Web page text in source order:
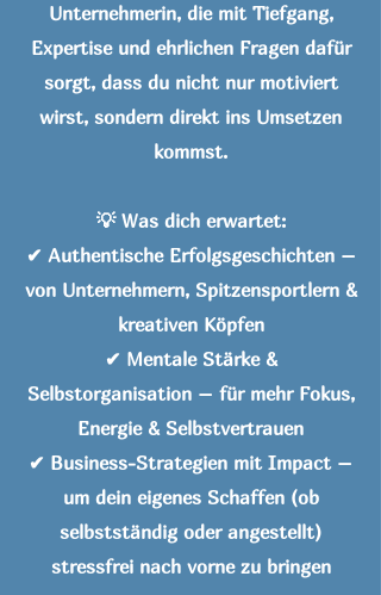
Unternehmerin, die mit Tiefgang,
Expertise und ehrlichen Fragen dafür
sorgt, dass du nicht nur motiviert
wirst, sondern direkt ins Umsetzen
kommst.
💡 Was dich erwartet:
✔ Authentische Erfolgsgeschichten –
von Unternehmern, Spitzensportlern &
kreativen Köpfen
✔ Mentale Stärke &
Selbstorganisation – für mehr Fokus,
Energie & Selbstvertrauen
✔ Business-Strategien mit Impact –
um dein eigenes Schaffen (ob
selbstständig oder angestellt)
stressfrei nach vorne zu bringen